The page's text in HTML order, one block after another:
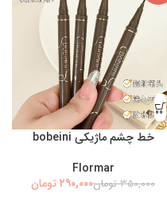
خط چشم ماژیکی bobeini
Flormar
۳۵۰,۰۰۰ تومان۲۹۰,۰۰۰تومان